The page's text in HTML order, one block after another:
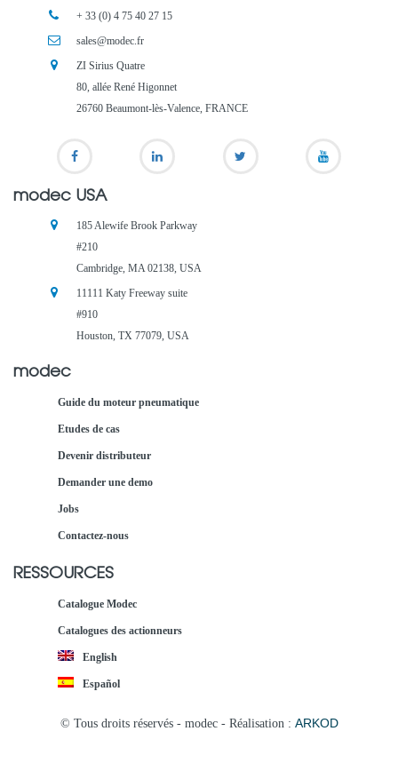
+ 33 (0) 4 75 40 27 15
sales@modec.fr
ZI Sirius Quatre
80, allée René Higonnet
26760 Beaumont-lès-Valence, FRANCE
modec USA
185 Alewife Brook Parkway
#210
Cambridge, MA 02138, USA
11111 Katy Freeway suite
#910
Houston, TX 77079, USA
modec
Guide du moteur pneumatique
Etudes de cas
Devenir distributeur
Demander une demo
Jobs
Contactez-nous
RESSOURCES
Catalogue Modec
Catalogues des actionneurs
English
Español
© Tous droits réservés - modec - Réalisation : ARKOD